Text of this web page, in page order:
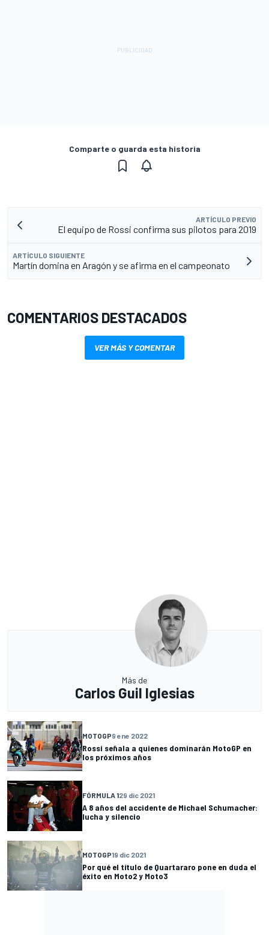
Comparte o guarda esta historia
ARTÍCULO PREVIO
El equipo de Rossi confirma sus pilotos para 2019
ARTÍCULO SIGUIENTE
Martín domina en Aragón y se afirma en el campeonato
COMENTARIOS DESTACADOS
VER MÁS Y COMENTAR
Más de
Carlos Guil Iglesias
MOTOGP9 ene 2022
Rossi señala a quienes dominarán MotoGP en
los próximos años
FÓRMULA 129 dic 2021
A 8 años del accidente de Michael Schumacher:
lucha y silencio
MOTOGP19 dic 2021
Por qué el título de Quartararo pone en duda el
éxito en Moto2 y Moto3